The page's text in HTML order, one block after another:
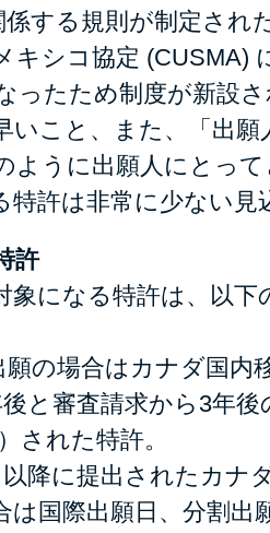
する規則が制定され
キシコ協定 (CUSMA)
ったため制度が新設
いこと、また、「出
ように出願人にとっ
特許は非常に少ない見
許
象になる特許は、以
願の場合はカナダ国内
と審査請求から3年
された特許。
降に提出されたカナ
は国際出願日、分割